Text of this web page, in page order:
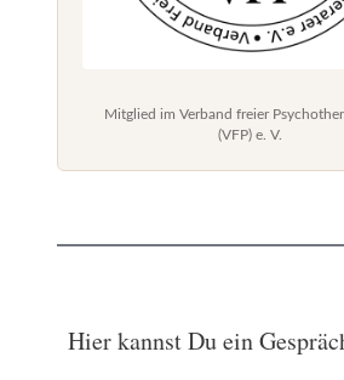
Mitglied im Verband freier
(VFP) e. V.
Hier kannst Du ein